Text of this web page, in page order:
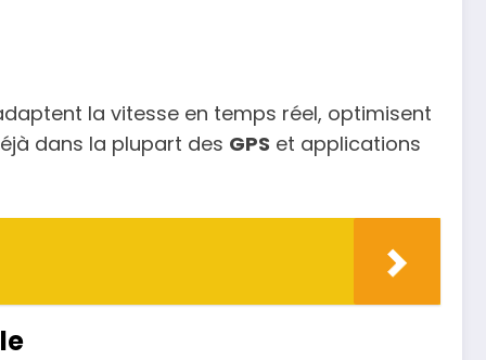
la vitesse en temps réel, optimisent
dans la plupart des GPS et applications